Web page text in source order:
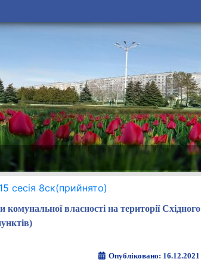
15 сесія 8ск(прийнято)
власності на території Східного
Опубліковано: 16.12.2021